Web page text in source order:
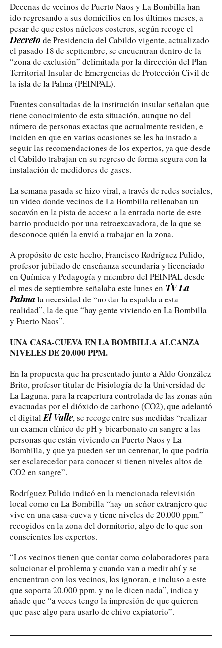
Decenas de vecinos de Puerto Naos y La Bombilla han
ido regresando a sus domicilios en los últimos meses, a
pesar de que estos núcleos costeros, según recoge el
Decreto de Presidencia del Cabildo vigente, actualizado
el pasado 18 de septiembre, se encuentran dentro de la
“zona de exclusión” delimitada por la dirección del Plan
Territorial Insular de Emergencias de Protección Civil de
la isla de la Palma (PEINPAL).
Fuentes consultadas de la institución insular señalan que
tiene conocimiento de esta situación, aunque no del
número de personas exactas que actualmente residen, e
inciden en que en varias ocasiones se les ha instado a
seguir las recomendaciones de los expertos, ya que desde
el Cabildo trabajan en su regreso de forma segura con la
instalación de medidores de gases.
La semana pasada se hizo viral, a través de redes sociales,
un video donde vecinos de La Bombilla rellenaban un
socavón en la pista de acceso a la entrada norte de este
barrio producido por una retroexcavadora, de la que se
desconoce quién la envió a trabajar en la zona.
A propósito de este hecho, Francisco Rodríguez Pulido,
profesor jubilado de enseñanza secundaria y licenciado
en Química y Pedagogía y miembro del PEINPAL desde
el mes de septiembre señalaba este lunes en TV La
Palmala necesidad de “no dar la espalda a esta
realidad”, la de que “hay gente viviendo en La Bombilla
y Puerto Naos”.
UNA CASA-CUEVA EN LA BOMBILLA ALCANZA
NIVELES DE 20.000 PPM.
En la propuesta que ha presentado junto a Aldo González
Brito, profesor titular de Fisiología de la Universidad de
La Laguna, para la reapertura controlada de las zonas aún
evacuadas por el dióxido de carbono (CO2), que adelantó
el digital El Valle, se recoge entre sus medidas “realizar
un examen clínico de pH y bicarbonato en sangre a las
personas que están viviendo en Puerto Naos y La
Bombilla, y que ya pueden ser un centenar, lo que podría
ser esclarecedor para conocer si tienen niveles altos de
CO2 en sangre”.
Rodríguez Pulido indicó en la mencionada televisión
local como en La Bombilla “hay un señor extranjero que
vive en una casa-cueva y tiene niveles de 20.000 ppm.”
recogidos en la zona del dormitorio, algo de lo que son
conscientes los expertos.
“Los vecinos tienen que contar como colaboradores para
solucionar el problema y cuando van a medir ahí y se
encuentran con los vecinos, los ignoran, e incluso a este
que soporta 20.000 ppm. y no le dicen nada”, indica y
añade que “a veces tengo la impresión de que quieren
que pase algo para usarlo de chivo expiatorio”.